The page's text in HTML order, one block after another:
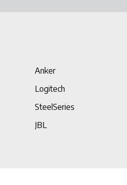
Anker
Logitech
SteelSeries
JBL